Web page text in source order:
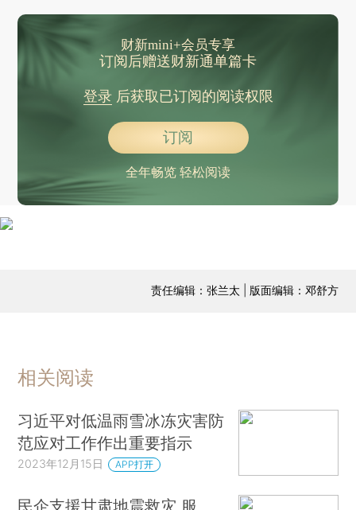
财新mini+会员专享
订阅后赠送财新通单篇卡
登录后获取已订阅的阅读权限
订阅
全年畅览 轻松阅读
责任编辑：张兰太 | 版面编辑：邓舒方
相关阅读
习近平对低温雨雪冰冻灾害防
范应对工作作出重要指示
2023年12月15日 APP打开
民企支援甘肃地震救灾 服